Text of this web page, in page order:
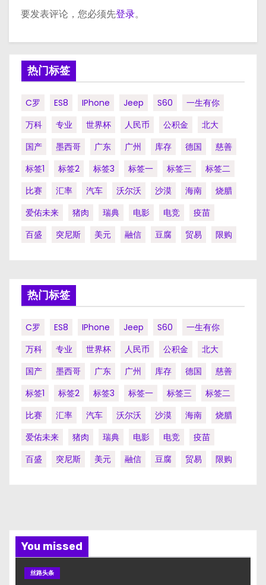
要发表评论，您必须先登录。
热门标签
C罗 ES8 IPhone Jeep S60
一生有你
万科
专业 世界杯 人民币 公积金
北大
国产
墨西哥 广东 广州 库存 德国
慈善
标签1
标签2 标签3 标签一 标签三
标签二
比赛
汇率 汽车 沃尔沃 沙漠 海南
烧腊
爱佑未来
猪肉 瑞典 电影 电竞
疫苗
百盛
突尼斯 美元 融信 豆腐 贸易 限购
热门标签
C罗 ES8 IPhone Jeep S60
一生有你
万科
专业 世界杯 人民币 公积金
北大
国产
墨西哥 广东 广州 库存 德国
慈善
标签1
标签2 标签3 标签一 标签三
标签二
比赛
汇率 汽车 沃尔沃 沙漠 海南
烧腊
爱佑未来
猪肉 瑞典 电影 电竞
疫苗
百盛
突尼斯 美元 融信 豆腐 贸易 限购
You missed
丝路头条